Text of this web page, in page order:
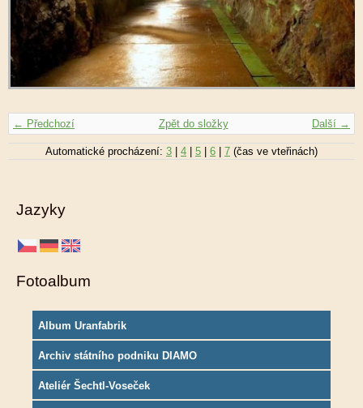
← Předchozí Další →
Zpět do složky
Automatické procházení: 3 4 5 6 7 (čas ve vteřinách)
Jazyky
Fotoalbum
Album Uranfabrik
Archiv státního podniku DIAMO
Ateliér Šechtl-Voseček